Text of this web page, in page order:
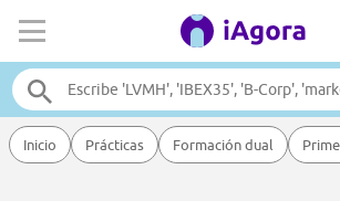
Inicio Prácticas Formación dual